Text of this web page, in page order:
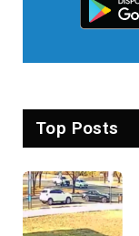
Top Posts